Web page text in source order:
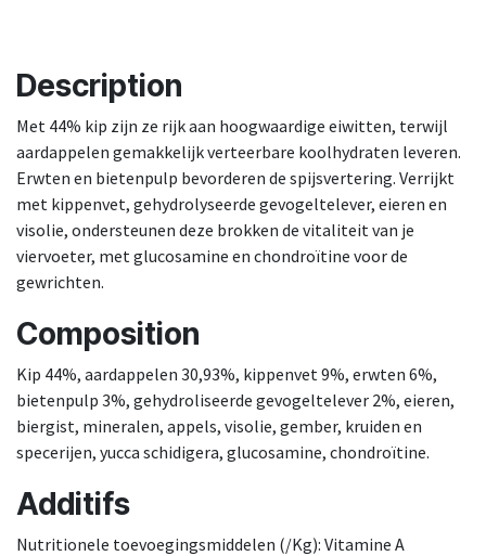
Description
Met 44% kip zijn ze rijk aan hoogwaardige eiwitten, terwijl
aardappelen gemakkelijk verteerbare koolhydraten leveren.
Erwten en bietenpulp bevorderen de spijsvertering. Verrijkt
met kippenvet, gehydrolyseerde gevogeltelever, eieren en
visolie, ondersteunen deze brokken de vitaliteit van je
viervoeter, met glucosamine en chondroïtine voor de
gewrichten.
Composition
Kip 44%, aardappelen 30,93%, kippenvet 9%, erwten 6%,
bietenpulp 3%, gehydroliseerde gevogeltelever 2%, eieren,
biergist, mineralen, appels, visolie, gember, kruiden en
specerijen, yucca schidigera, glucosamine, chondroïtine.
Additifs
Nutritionele toevoegingsmiddelen (/Kg): Vitamine A